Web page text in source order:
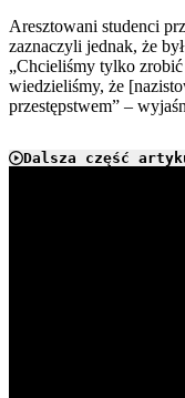
Aresztowani studenci
zaznaczyli jednak, że
„Chcieliśmy tylko
wiedzieliśmy, że
przestępstwem” –
Dalsza część